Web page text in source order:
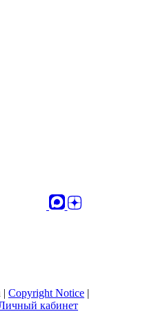
| Copyright Notice |
кабинет